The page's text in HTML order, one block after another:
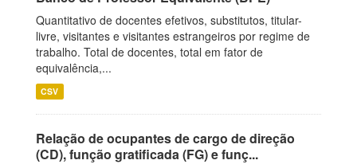
Quantitativo de docentes efetivos, substitutos, titular-
livre, visitantes e visitantes estrangeiros por regime de
trabalho. Total de docentes, total em fator de
equivalência,...
CSV
Relação de ocupantes de cargo de direção
(CD), função gratificada (FG) e funç...